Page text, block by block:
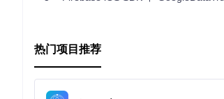
var session:
热门项目推荐